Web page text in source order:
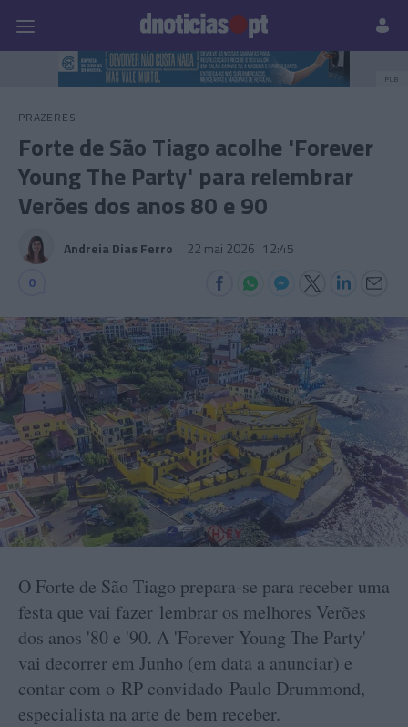
Prazeres Paisagens
PUB
PRAZERES
Forte de São Tiago acolhe 'Forever
Young The Party' para relembrar
Verões dos anos 80 e 90
Andreia Dias Ferro 22 mai 2026 12:45
0
O Forte de São Tiago prepara-se para receber uma
festa que vai fazer lembrar os melhores Verões
dos anos '80 e '90. A 'Forever Young The Party'
vai decorrer em Junho (em data a anunciar) e
contar com o RP convidado Paulo Drummond,
especialista na arte de bem receber.